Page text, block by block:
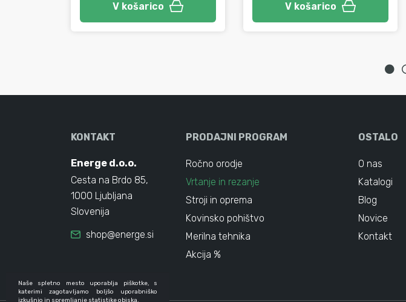
V košarico V košarico
KONTAKT
Energe d.o.o.
Cesta na Brdo 85,
1000 Ljubljana
Slovenija
shop@energe.si
PRODAJNI PROGRAM
Ročno orodje
Vrtanje in rezanje
Stroji in oprema
Kovinsko pohištvo
Merilna tehnika
Akcija %
OSTALO
O nas
Katalogi
Blog
Novice
Kontakt
Naše spletno mesto uporablja piškotke, s
katerimi zagotavljamo boljšo uporabniško
izkušnjo in spremljanje statistike obiska.